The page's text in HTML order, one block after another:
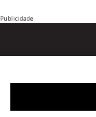
Publicidade